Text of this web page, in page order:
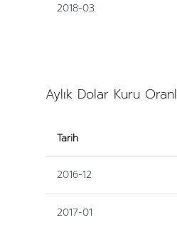
2018-03
Aylık Dolar Kuru
Tarih
2016-12
2017-01